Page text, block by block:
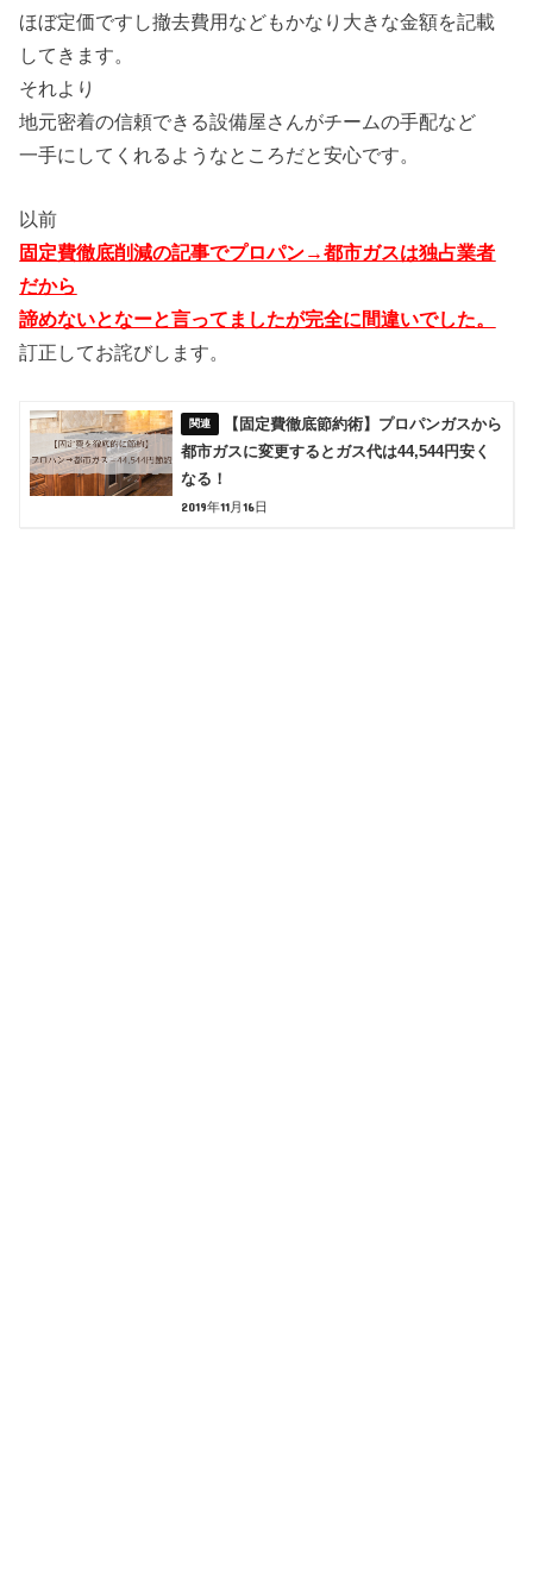
ほぼ定価ですし撤去費用などもかなり大きな金額を記載
してきます。
それより
地元密着の信頼できる設備屋さんがチームの手配など
一手にしてくれるようなところだと安心です。
以前
固定費徹底削減の記事でプロパン→都市ガスは独占業者
だから
諦めないとなーと言ってましたが完全に間違いでした。
訂正してお詫びします。
【固定費徹底節約術】プロパンガスから
都市ガスに変更するとガス代は44,544円安く
なる！
2019年11月16日